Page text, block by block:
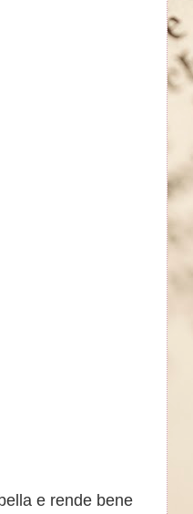
e rende bene